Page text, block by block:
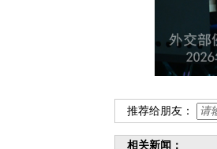
推荐给朋友：
相关新闻：